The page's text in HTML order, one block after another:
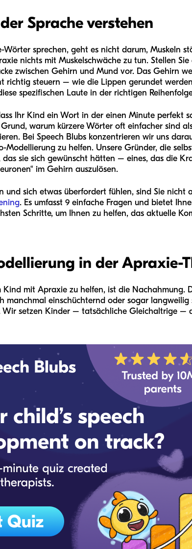
Sprache verstehen
sprechen, geht es nicht darum, Muskeln
nichts mit Muskelschwäche zu tun. Stellen Sie
zwischen Gehirn und Mund vor. Das Gehirn
richtig steuern – wie die Lippen gerundet
spezifischen Laute in der richtigen
Ihr Kind ein Wort in der einen Minute perfekt
warum kürzere Wörter oft einfacher sind
Bei Speech Blubs konzentrieren wir uns
zu helfen. Unsere Gründer, die
sie sich gewünscht hätten – eines, das die
im Gehirn auszulösen.
und sich etwas überfordert fühlen, sind Sie nicht
. Es umfasst 9 einfache Fragen und bietet
Schritte, um Ihnen zu helfen, das aktuelle
in der Apraxie-
mit Apraxie zu helfen, ist die Nachahmung.
manchmal einschüchternd oder sogar langweilig
Wir setzen Kinder – tatsächliche Gleichaltrige –